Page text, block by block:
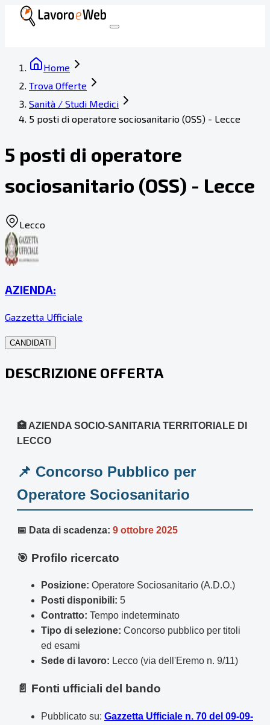
Home
Trova Offerte
Sanità / Studi Medici
5 posti di operatore sociosanitario (OSS) - Lecce
5 posti di operatore
sociosanitario (OSS) - Lecce
Lecco
AZIENDA:
Gazzetta Ufficiale
CANDIDATI
DESCRIZIONE OFFERTA
🏥 AZIENDA SOCIO-SANITARIA TERRITORIALE DI
LECCO
📌 Concorso Pubblico per
Operatore Sociosanitario
📅 Data di scadenza: 9 ottobre 2025
🎯 Profilo ricercato
Posizione: Operatore Sociosanitario (A.D.O.)
Posti disponibili: 5
Contratto: Tempo indeterminato
Tipo di selezione: Concorso pubblico per titoli
ed esami
Sede di lavoro: Lecco (via dell'Eremo n. 9/11)
📄 Fonti ufficiali del bando
Pubblicato su: Gazzetta Ufficiale n. 70 del 09-09-